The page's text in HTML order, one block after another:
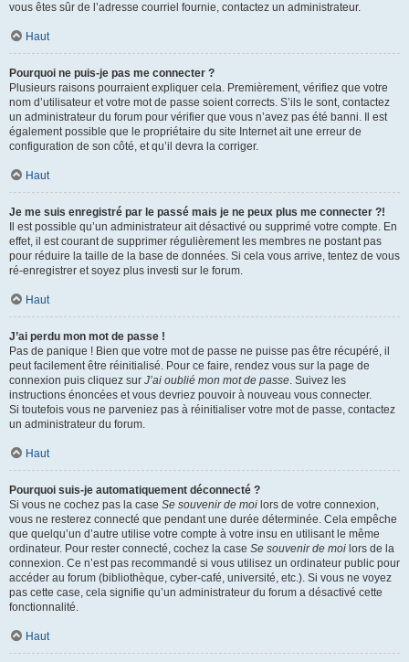
vous êtes sûr de l’adresse courriel fournie, contactez un administrateur.
Haut
Pourquoi ne puis-je pas me connecter ?
Plusieurs raisons pourraient expliquer cela. Premièrement, vérifiez que votre
nom d’utilisateur et votre mot de passe soient corrects. S’ils le sont, contactez
un administrateur du forum pour vérifier que vous n’avez pas été banni. Il est
également possible que le propriétaire du site Internet ait une erreur de
configuration de son côté, et qu’il devra la corriger.
Haut
Je me suis enregistré par le passé mais je ne peux plus me connecter ?!
Il est possible qu’un administrateur ait désactivé ou supprimé votre compte. En
effet, il est courant de supprimer régulièrement les membres ne postant pas
pour réduire la taille de la base de données. Si cela vous arrive, tentez de vous
ré-enregistrer et soyez plus investi sur le forum.
Haut
J’ai perdu mon mot de passe !
Pas de panique ! Bien que votre mot de passe ne puisse pas être récupéré, il
peut facilement être réinitialisé. Pour ce faire, rendez vous sur la page de
connexion puis cliquez sur J’ai oublié mon mot de passe. Suivez les
instructions énoncées et vous devriez pouvoir à nouveau vous connecter.
Si toutefois vous ne parveniez pas à réinitialiser votre mot de passe, contactez
un administrateur du forum.
Haut
Pourquoi suis-je automatiquement déconnecté ?
Si vous ne cochez pas la case Se souvenir de moi lors de votre connexion,
vous ne resterez connecté que pendant une durée déterminée. Cela empêche
que quelqu’un d’autre utilise votre compte à votre insu en utilisant le même
ordinateur. Pour rester connecté, cochez la case Se souvenir de moi lors de la
connexion. Ce n’est pas recommandé si vous utilisez un ordinateur public pour
accéder au forum (bibliothèque, cyber-café, université, etc.). Si vous ne voyez
pas cette case, cela signifie qu’un administrateur du forum a désactivé cette
fonctionnalité.
Haut